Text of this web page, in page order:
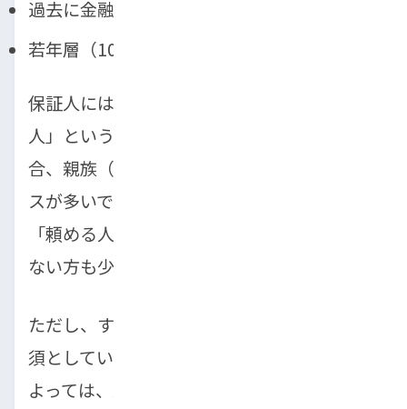
過去に金融事故の履歴がある場合
若年層（10代後半〜20代前半）の場合
保証人には一般的に「安定した収入がある成
人」という条件が求められます。多くの場
合、親族（両親・兄弟など）に依頼するケー
スが多いですが、「家族に知られたくない」
「頼める人がいない」という理由で用意でき
ない方も少なくありません。
ただし、すべての自社ローン店が保証人を必
須としているわけではありません。 販売店に
よっては、頭金を多めに入れることで保証人